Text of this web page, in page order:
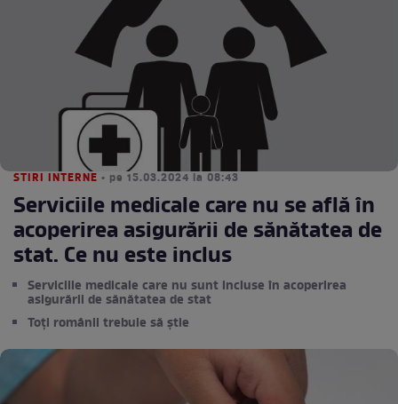
STIRI INTERNE • pe 15.03.2024 la 08:43
Serviciile medicale care nu se află în
acoperirea asigurării de sănătatea de
stat. Ce nu este inclus
Serviciile medicale care nu sunt incluse în acoperirea
asigurării de sănătatea de stat
Toți românii trebuie să știe